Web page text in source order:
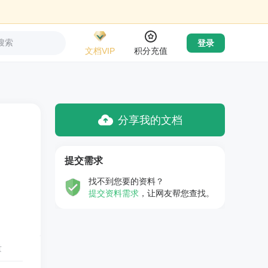
索
文档VIP
积分充值
登录
分享我的文档
提交需求
找不到您要的资料？
提交资料需求 ，让网友帮您查找。